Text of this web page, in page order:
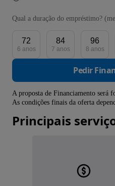
Qual a duração do empréstimo?
72
6 anos
84
7 anos
96
8 anos
Pedir
A proposta de Financiamento será
As condições finais da oferta
Principais